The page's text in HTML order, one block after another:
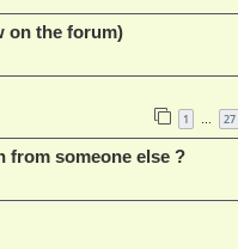
on the forum)
1 … 27
from someone else ?